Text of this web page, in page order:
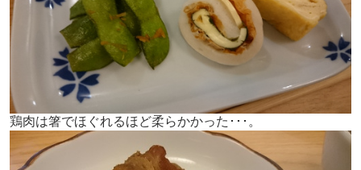
鶏肉は箸でほぐれるほど柔らかかった･･･。